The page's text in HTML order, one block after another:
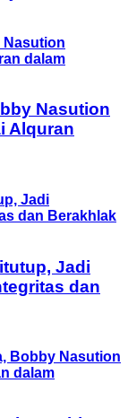
Nasution
Alquran
Jadi
dan